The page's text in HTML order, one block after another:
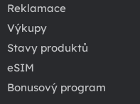
Reklamace
Výkupy
Stavy produktů
eSIM
Bonusový program